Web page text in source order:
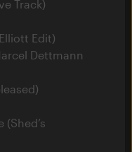
Track)
Edit)
Dettmann
(Shed’s